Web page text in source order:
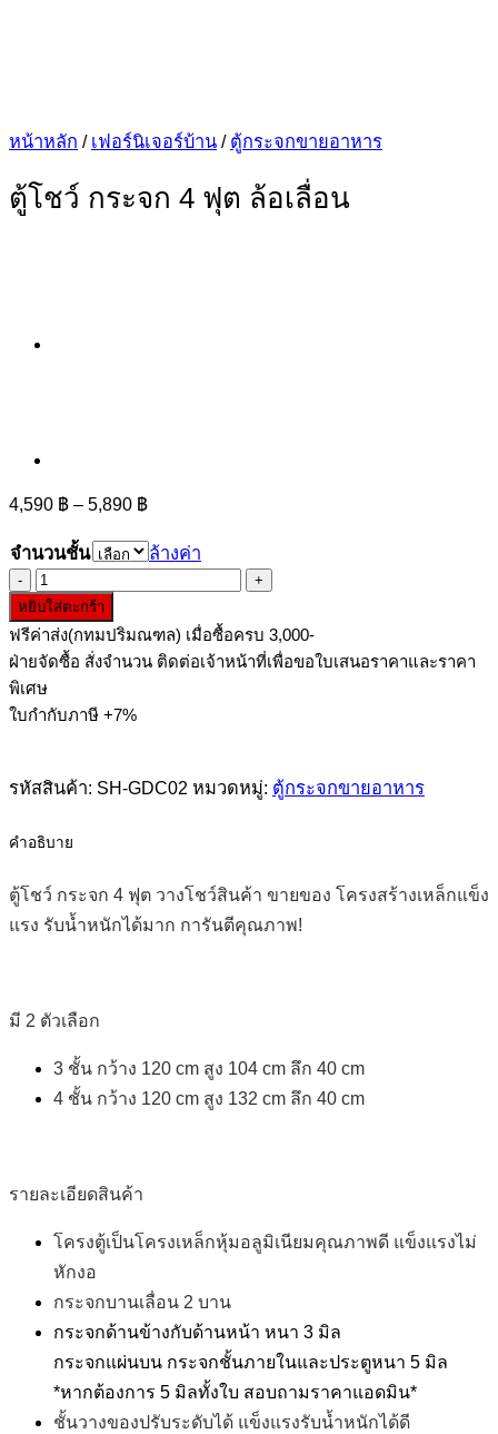
หน้าหลัก / เฟอร์นิเจอร์บ้าน / ตู้กระจกขายอาหาร
ตู้โชว์ กระจก 4 ฟุต ล้อเลื่อน
4,590 ฿ – 5,890 ฿
4,590 ฿
through
5,890 ฿
จำนวนชั้น
ล้างค่า
จำนวน
ตู้
โชว์
กระจก
4
ฟุต
เลื่อน
หยิบใส่ตะกร้า
ฟรีค่าส่ง(กทมปริมณฑล) เมื่อซื้อครบ 3,000-
ฝ่ายจัดซื้อ สั่งจำนวน ติดต่อเจ้าหน้าที่เพื่อขอใบเสนอราคาและราคา
พิเศษ
ใบกำกับภาษี +7%
รหัสสินค้า: SH-GDC02 หมวดหมู่: ตู้กระจกขายอาหาร
คำอธิบาย
ตู้โชว์ กระจก 4 ฟุต วางโชว์สินค้า ขายของ โครงสร้างเหล็กแข็ง
แรง รับน้ำหนักได้มาก การันตีคุณภาพ!
มี 2 ตัวเลือก
3 ชั้น กว้าง 120 cm สูง 104 cm ลึก 40 cm
4 ชั้น กว้าง 120 cm สูง 132 cm ลึก 40 cm
รายละเอียดสินค้า
โครงตู้เป็นโครงเหล็กหุ้มอลูมิเนียมคุณภาพดี แข็งแรงไม่
หักงอ
กระจกบานเลื่อน 2 บาน
กระจกด้านข้างกับด้านหน้า หนา 3 มิล
กระจกแผ่นบน กระจกชั้นภายในและประตูหนา 5 มิล
*หากต้องการ 5 มิลทั้งใบ สอบถามราคาแอดมิน*
ชั้นวางของปรับระดับได้ แข็งแรงรับน้ำหนักได้ดี